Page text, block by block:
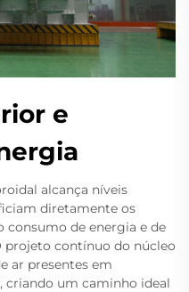
e
alcança níveis
diretamente os
consumo de energia e de
projeto contínuo do núcleo
ar presentes em
criando um caminho ideal